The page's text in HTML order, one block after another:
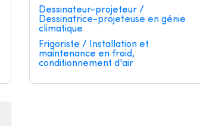
Dessinateur-projeteur /
Dessinatrice-projeteuse en génie
climatique
Frigoriste / Installation et
maintenance en froid,
conditionnement d'air